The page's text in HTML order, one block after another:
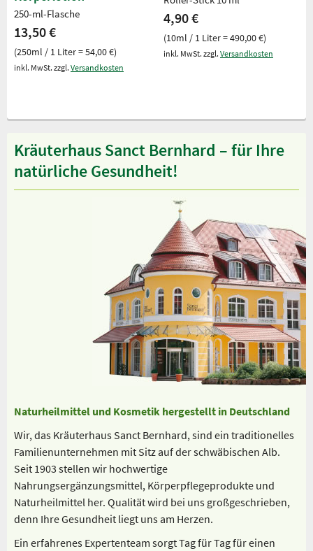
250-ml-Flasche
13,50 €
(250ml / 1 Liter = 54,00 €)
inkl. MwSt. zzgl. Versandkosten
4,90 €
(10ml / 1 Liter = 490,00 €)
inkl. MwSt. zzgl. Versandkosten
Kräuterhaus Sanct Bernhard – für Ihre
natürliche Gesundheit!
Naturheilmittel und Kosmetik hergestellt in Deutschland
Wir, das Kräuterhaus Sanct Bernhard, sind ein traditionelles
Familienunternehmen mit Sitz auf der schwäbischen Alb.
Seit 1903 stellen wir hochwertige
Nahrungsergänzungsmittel, Körperpflegeprodukte und
Naturheilmittel her. Qualität wird bei uns großgeschrieben,
denn Ihre Gesundheit liegt uns am Herzen.
Ein erfahrenes Expertenteam sorgt Tag für Tag für einen